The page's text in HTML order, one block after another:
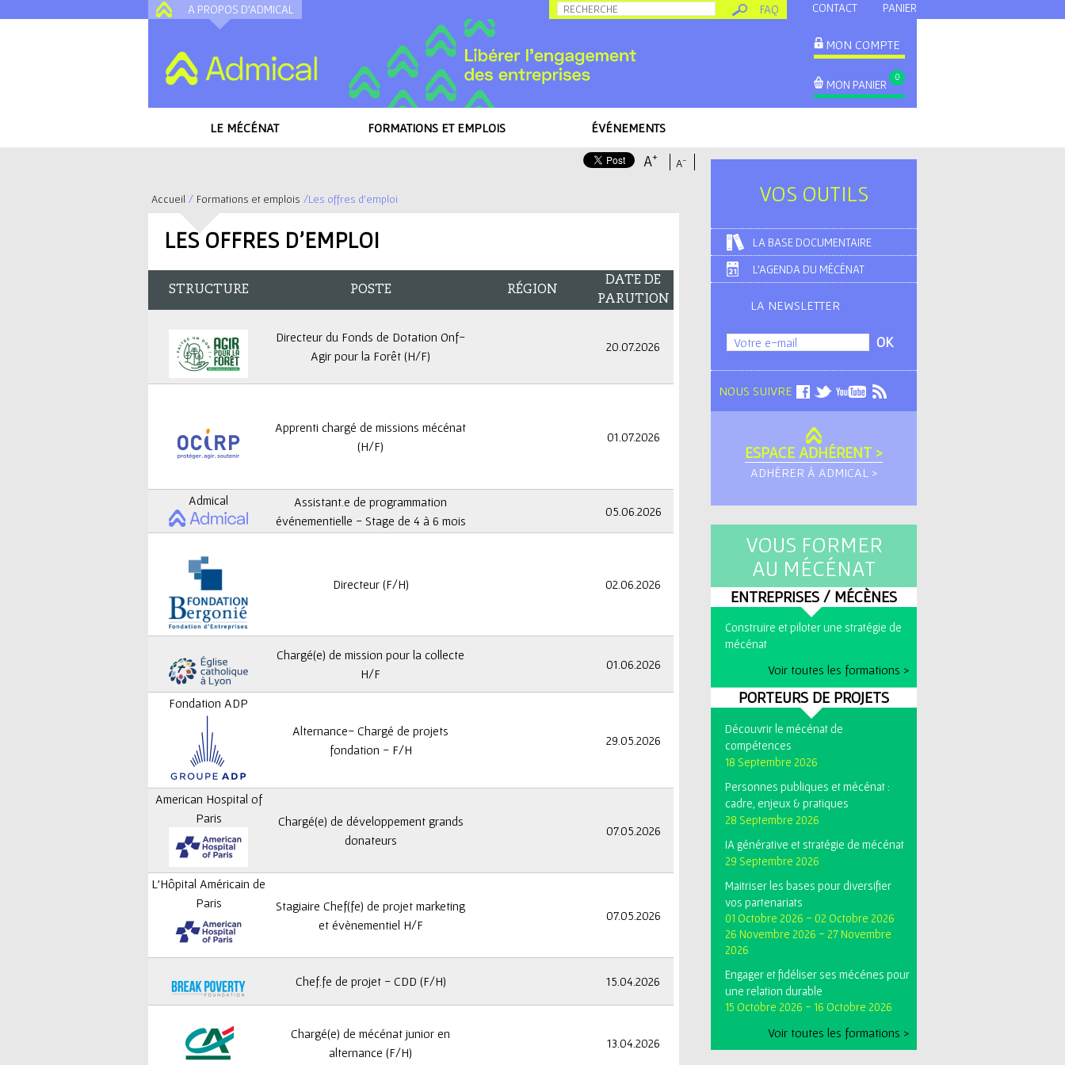
Allez au contenu
A PROPOS D'ADMICAL CONTACT PANIER
FAQ
MON COMPTE
MON PANIER
0
LE MÉCÉNAT FORMATIONS ET EMPLOIS ÉVÉNEMENTS
A-
A+
t
i
Accueil / Formations et emplois /Les offres d'emploi
LES OFFRES D'EMPLOI
STRUCTURE POSTE RÉGION
DATE DE
PARUTION
Directeur du Fonds de Dotation Onf-
Agir pour la Forêt (H/F)
20.07.2026
Apprenti chargé de missions mécénat
(H/F)
01.07.2026
Admical
Assistant.e de programmation
événementielle - Stage de 4 à 6 mois
05.06.2026
Directeur (F/H) 02.06.2026
Chargé(e) de mission pour la collecte
H/F
01.06.2026
Fondation ADP
Alternance- Chargé de projets
fondation - F/H
29.05.2026
American Hospital of
Paris
Chargé(e) de développement grands
donateurs
07.05.2026
L'Hôpital Américain de
Paris
Stagiaire Chef(fe) de projet marketing
et évènementiel H/F
07.05.2026
Chef.fe de projet - CDD (F/H) 15.04.2026
Chargé(e) de mécénat junior en
alternance (F/H)
13.04.2026
VOS OUTILS
LA BASE DOCUMENTAIRE
L'AGENDA DU MÉCÉNAT
LA NEWSLETTER
NOUS SUIVRE
ESPACE ADHÉRENT >
ADHÉRER À ADMICAL >
VOUS FORMER
AU MÉCÉNAT
ENTREPRISES / MÉCÈNES
Construire et piloter une stratégie de
mécénat
Voir toutes les formations >
PORTEURS DE PROJETS
Découvrir le mécénat de
compétences
18 Septembre 2026
Personnes publiques et mécénat :
cadre, enjeux & pratiques
28 Septembre 2026
IA générative et stratégie de mécénat
29 Septembre 2026
Maitriser les bases pour diversifier
vos partenariats
01 Octobre 2026 - 02 Octobre 2026
26 Novembre 2026 - 27 Novembre
2026
Engager et fidéliser ses mécénes pour
une relation durable
15 Octobre 2026 - 16 Octobre 2026
Voir toutes les formations >